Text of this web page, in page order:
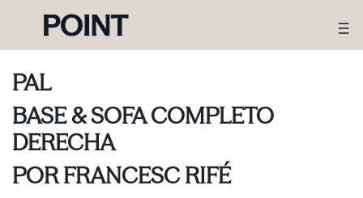
PAL
BASE & SOFA COMPLETO
DERECHA
PORFRANCESC RIFÉ